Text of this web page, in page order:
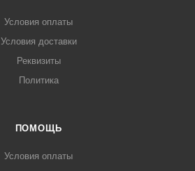
Условия оплаты
Условия доставки
Реквизиты
Политика
ПОМОЩЬ
Условия оплаты